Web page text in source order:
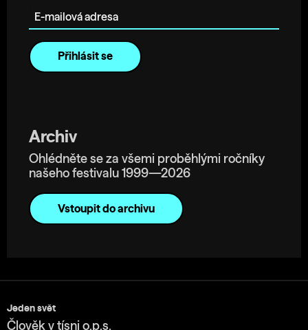
Archiv
Ohlédněte se za všemi proběhlými ročníky
našeho festivalu 1999—2026
Vstoupit do archivu
Jeden svět
Člověk v tísni o.p.s.